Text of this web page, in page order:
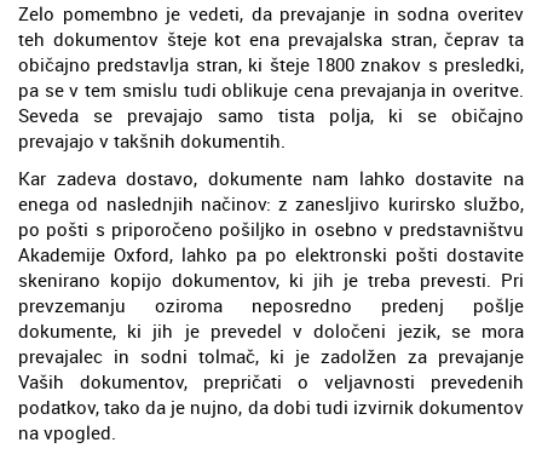
Zelo pomembno je vedeti, da prevajanje in sodna overitev
teh dokumentov šteje kot ena prevajalska stran, čeprav ta
običajno predstavlja stran, ki šteje 1800 znakov s presledki,
pa se v tem smislu tudi oblikuje cena prevajanja in overitve.
Seveda se prevajajo samo tista polja, ki se običajno
prevajajo v takšnih dokumentih.
Kar zadeva dostavo, dokumente nam lahko dostavite na
enega od naslednjih načinov: z zanesljivo kurirsko službo,
po pošti s priporočeno pošiljko in osebno v predstavništvu
Akademije Oxford, lahko pa po elektronski pošti dostavite
skenirano kopijo dokumentov, ki jih je treba prevesti. Pri
prevzemanju oziroma neposredno predenj pošlje
dokumente, ki jih je prevedel v določeni jezik, se mora
prevajalec in sodni tolmač, ki je zadolžen za prevajanje
Vaših dokumentov, prepričati o veljavnosti prevedenih
podatkov, tako da je nujno, da dobi tudi izvirnik dokumentov
na vpogled.